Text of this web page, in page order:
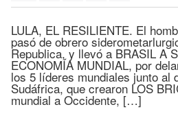
LULA, EL RESILIENTE. El
pasó de obrero
Republica, y llevó a BRASIL A
ECONOMÍA MUNDIAL, por
los 5 líderes mundiales junto al
Sudáfrica, que crearon LOS
mundial a Occidente, […]